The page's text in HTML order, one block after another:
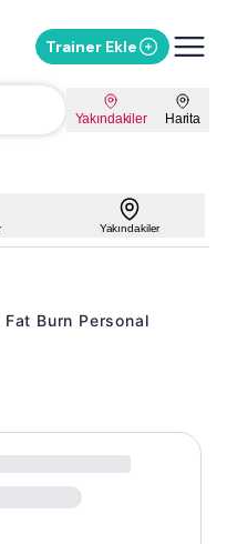
Trainer Ekle
Yakındakiler Harita
Yakındakiler
Burn Personal